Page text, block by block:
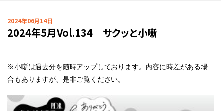
2024年06月14日
2024年5月Vol.134 サクッと小噺
※小噺は過去分を随時アップしております。内容に時差がある場
合もありますが、是非ご覧ください。